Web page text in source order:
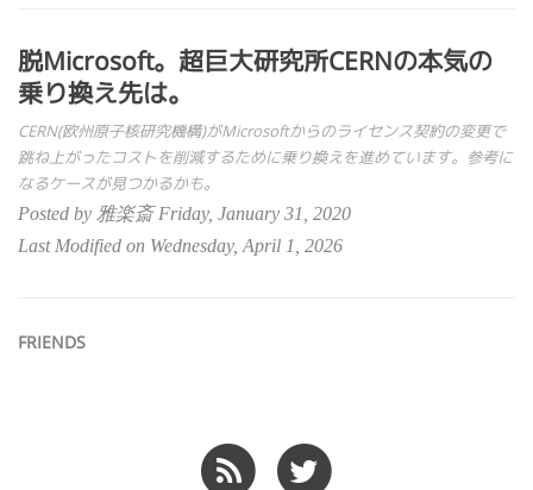
脱Microsoft。超巨大研究所CERNの本気の
乗り換え先は。
CERN(欧州原子核研究機構)がMicrosoftからのライセンス契約の変更で
跳ね上がったコストを削減するために乗り換えを進めています。参考に
なるケースが見つかるかも。
Posted by 雅楽斎 Friday, January 31, 2020
Last Modified on Wednesday, April 1, 2026
FRIENDS